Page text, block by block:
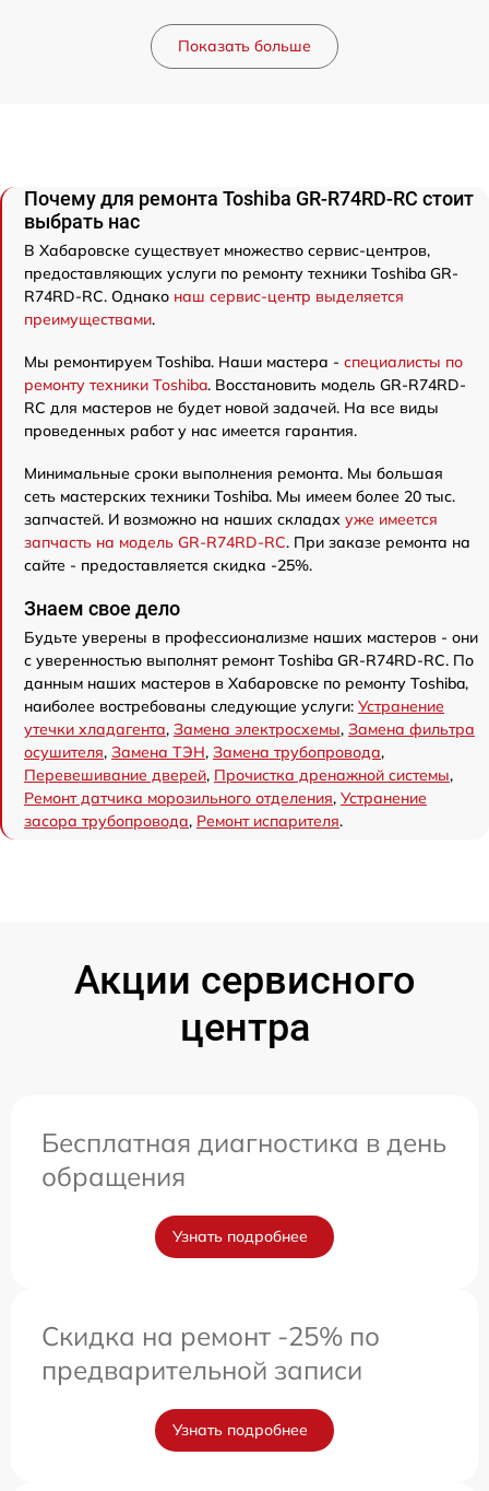
Показать больше
Почему для ремонта Toshiba GR-R74RD-RC стоит
выбрать нас
В Хабаровске существует множество сервис-центров,
предоставляющих услуги по ремонту техники Toshiba GR-
R74RD-RC. Однако наш сервис-центр выделяется
преимуществами.
Мы ремонтируем Toshiba. Наши мастера - специалисты по
ремонту техники Toshiba. Восстановить модель GR-R74RD-
RC для мастеров не будет новой задачей. На все виды
проведенных работ у нас имеется гарантия.
Минимальные сроки выполнения ремонта. Мы большая
сеть мастерских техники Toshiba. Мы имеем более 20 тыс.
запчастей. И возможно на наших складах уже имеется
запчасть на модель GR-R74RD-RC. При заказе ремонта на
сайте - предоставляется скидка -25%.
Знаем свое дело
Будьте уверены в профессионализме наших мастеров - они
с уверенностью выполнят ремонт Toshiba GR-R74RD-RC. По
данным наших мастеров в Хабаровске по ремонту Toshiba,
наиболее востребованы следующие услуги: Устранение
утечки хладагента, Замена электросхемы, Замена фильтра
осушителя, Замена ТЭН, Замена трубопровода,
Перевешивание дверей, Прочистка дренажной системы,
Ремонт датчика морозильного отделения, Устранение
засора трубопровода, Ремонт испарителя.
Акции сервисного
центра
Бесплатная диагностика в день
обращения
Узнать подробнее
Скидка на ремонт -25% по
предварительной записи
Узнать подробнее